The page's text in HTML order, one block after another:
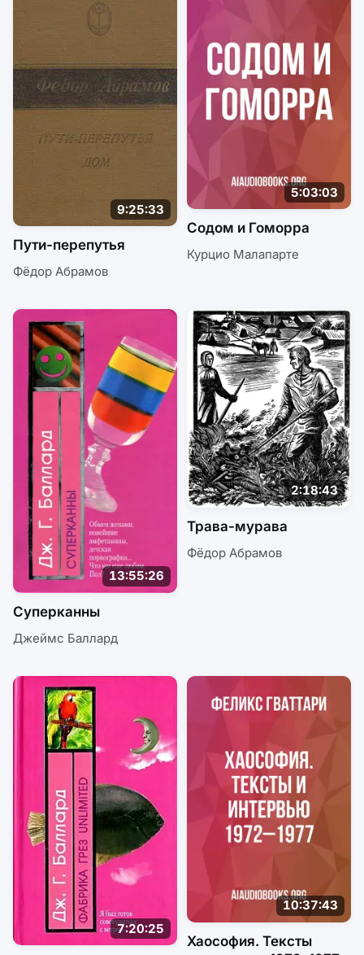
9:25:33
Пути-перепутья
Фёдор Абрамов
5:03:03
Содом и Гоморра
Курцио Малапарте
13:55:26
Суперканны
Джеймс Баллард
2:18:43
Трава-мурава
Фёдор Абрамов
7:20:25
10:37:43
Хаософия. Тексты